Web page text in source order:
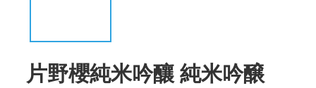
片野櫻純米吟釀 純米吟醸